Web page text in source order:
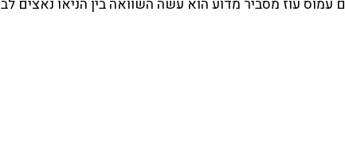
עוז מסביר מדוע הוא עשה השוואה בין הניאו נאצים